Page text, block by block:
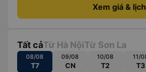
Xem giá &
Tất cảTừ Hà NộiTừ Sơn La
08/08
T7
09/08
CN
10/08
T2
11/
T3